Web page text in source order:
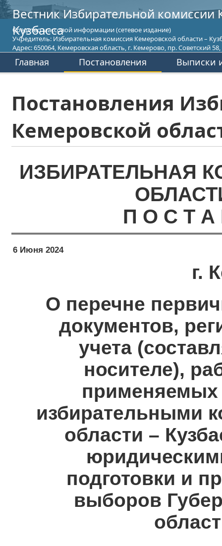
Вестник Избирательной комиссии
Кузбасса
Средство массовой информации (сетевое издание)
Учредитель: Избирательная комиссия Кемеровской области –
Адрес: 650064, Кемеровская область, г. Кемерово, пр. Советский 58,
Главная Постановления Выписки
Постановления
Кемеровской
ИЗБИРАТЕЛЬНАЯ
П О С Т А
6 Июня 2024
г.
О перечне
документов,
учета
носителе),
избирательными
области –
подготовки и
выборов